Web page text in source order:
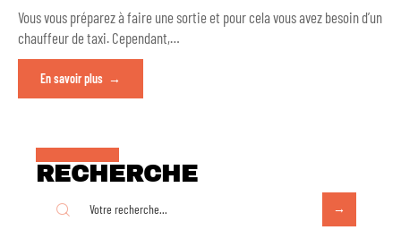
Vous vous préparez à faire une sortie et pour cela vous avez besoin d’un
chauffeur de taxi. Cependant,…
En savoir plus
RECHERCHE